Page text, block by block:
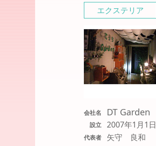
エクステリア
会社名 DT Garden
設立 2007年1月1日
代表者 矢守 良和